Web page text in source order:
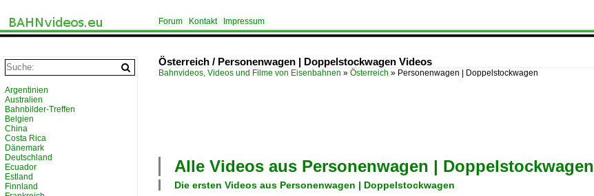
Forum Kontakt Impressum
Österreich / Personenwagen | Doppelstockwagen Videos
Bahnvideos, Videos und Filme von Eisenbahnen » Österreich » Personenwagen | Doppelstockwagen
Alle Videos aus Personenwagen | Doppelstockwagen
Die ersten Videos aus Personenwagen | Doppelstockwagen
Argentinien
Australien
Bahnbilder-Treffen
Belgien
China
Costa Rica
Dänemark
Deutschland
Ecuador
Estland
Finnland